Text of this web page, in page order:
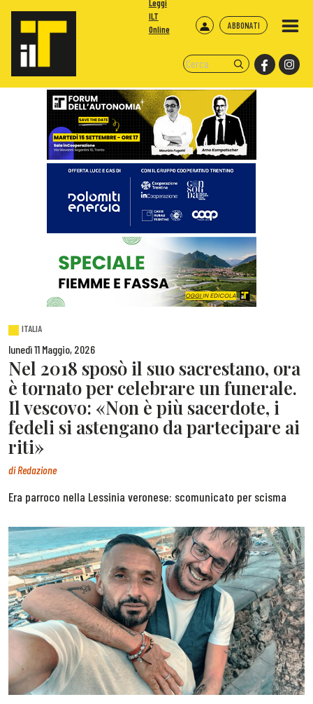
ABBONATI
Leggi
ILT
Online
ITALIA
lunedì 11 Maggio, 2026
Nel 2018 sposò il suo sacrestano, ora
è tornato per celebrare un funerale.
Il vescovo: «Non è più sacerdote, i
fedeli si astengano da partecipare ai
riti»
diRedazione
Era parroco nella Lessinia veronese: scomunicato per scisma